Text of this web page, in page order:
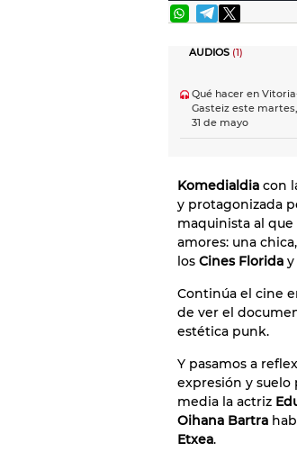
AUDIOS (1)
Qué hacer en
Gasteiz este martes,
31 de mayo
Komedialdia con
y protagonizada
maquinista al
amores: una chica,
los Cines Florida
Continúa el cine
de ver el
estética punk.
Y pasamos a
expresión y suelo
media la actriz
Oihana Bartra
Etxea.